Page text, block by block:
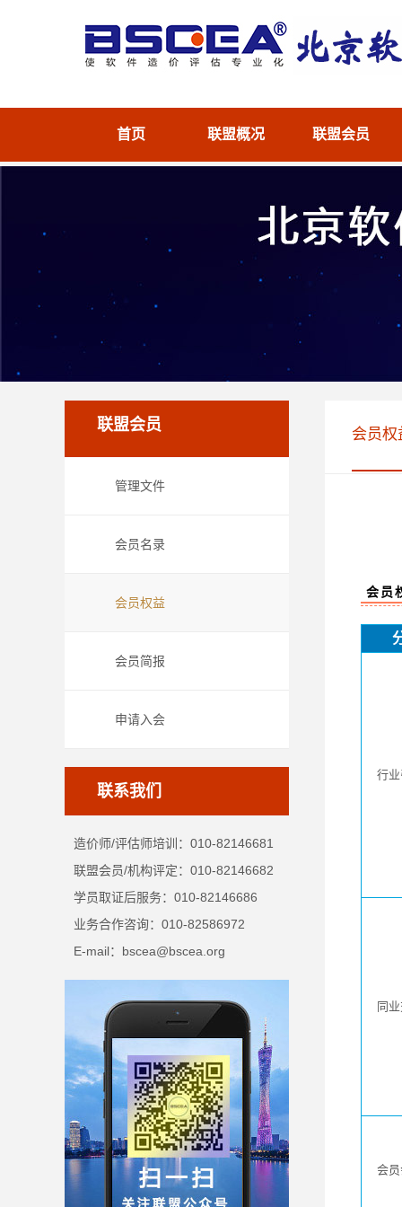
首页 联盟概况 联盟会员
联盟会员
管理文件
会员名录
会员权益
会员简报
申请入会
联系我们
造价师/评估师培训：010-82146681
联盟会员/机构评定：010-82146682
学员取证后服务：010-82146686
业务合作咨询：010-82586972
E-mail：bscea@bscea.org
会员权
会员
行
同
会